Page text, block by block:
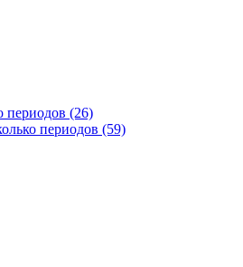
периодов (26)
периодов (59)